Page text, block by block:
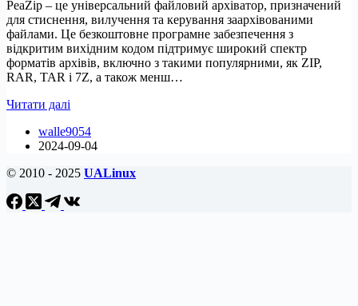
PeaZip – це універсальний файловий архіватор, призначений
для стиснення, вилучення та керування заархівованими
файлами. Це безкоштовне програмне забезпечення з
відкритим вихідним кодом підтримує широкий спектр
форматів архівів, включно з такими популярними, як ZIP,
RAR, TAR і 7Z, а також менш…
Читати далі
PeaZip
на
walle9054
2024-09-04
© 2010 - 2025 UALinux